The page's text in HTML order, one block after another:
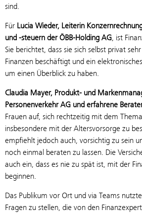
sind.
Für Lucia Wieder, Leiterin
und -steuern der ÖBB-Holding AG, ist
Sie berichtet, dass sie sich selbst privat
Finanzen beschäftigt und ein
um einen Überblick zu haben.
Claudia Mayer, Produkt- und
Personenverkehr AG und erfahrene
Frauen auf, sich rechtzeitig mit dem
insbesondere mit der Altersvorsorge zu
empfiehlt jedoch auch, vorsichtig zu sein
noch einmal beraten zu lassen. Die
auch ein, dass es nie zu spät ist, mit der
beginnen.
Das Publikum vor Ort und via Teams
Fragen zu stellen, die von den